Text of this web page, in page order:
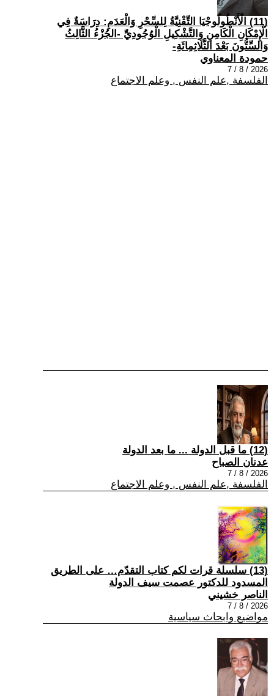
(11) الْأَنْطُولُوجْيَا التِّقْنِيَّةُ لِلسِّحْرِ وَالْعَدَمِ: دِرَاسَةٌ فِي
الْإِمْكَانِ الْكَامِنِ وَالتَّشْكِيلِ الْوُجُودِيِّ -الجُزْءُ الثَّالِثُ
وَالسِّتُّونَ بَعْدَ الثَّلَاثِمِائَةِ-
حمودة المعناوي
2026 / 8 / 7
الفلسفة ,علم النفس , وعلم الاجتماع
(12) ما قبل الدولة ... ما بعد الدولة
عدنان الصباح
2026 / 8 / 7
الفلسفة ,علم النفس , وعلم الاجتماع
(13) سلسلة قرات لكم كتاب التقدّم… على الطريق
المسدود للدكتور عصمت سيف الدولة
الناصر خشيني
2026 / 8 / 7
مواضيع وابحاث سياسية